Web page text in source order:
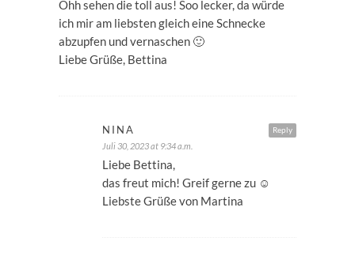
Ohh sehen die toll aus! Soo lecker, da würde
ich mir am liebsten gleich eine Schnecke
abzupfen und vernaschen 🙂
Liebe Grüße, Bettina
Reply
NINA
Juli 30, 2023 at 9:34 a.m.
Liebe Bettina,
das freut mich! Greif gerne zu ☺️
Liebste Grüße von Martina